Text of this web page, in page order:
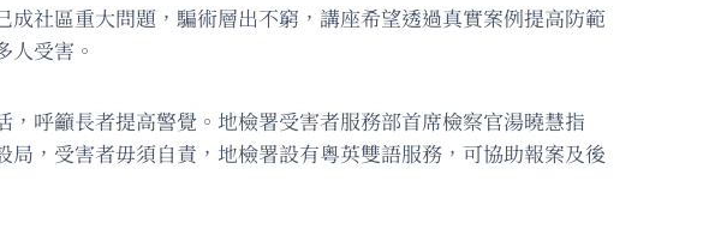
社區重大問題，騙術層出不窮，講座希望透過真實案例提高防範
受害。
呼籲長者提高警覺。地檢署受害者服務部首席檢察官湯曉慧指
，受害者毋須自責，地檢署設有粵英雙語服務，可協助報案及後